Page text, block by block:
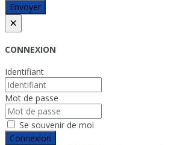
Envoyer
×
CONNEXION
Identifiant
Mot de passe
Se souvenir de moi
Connexion